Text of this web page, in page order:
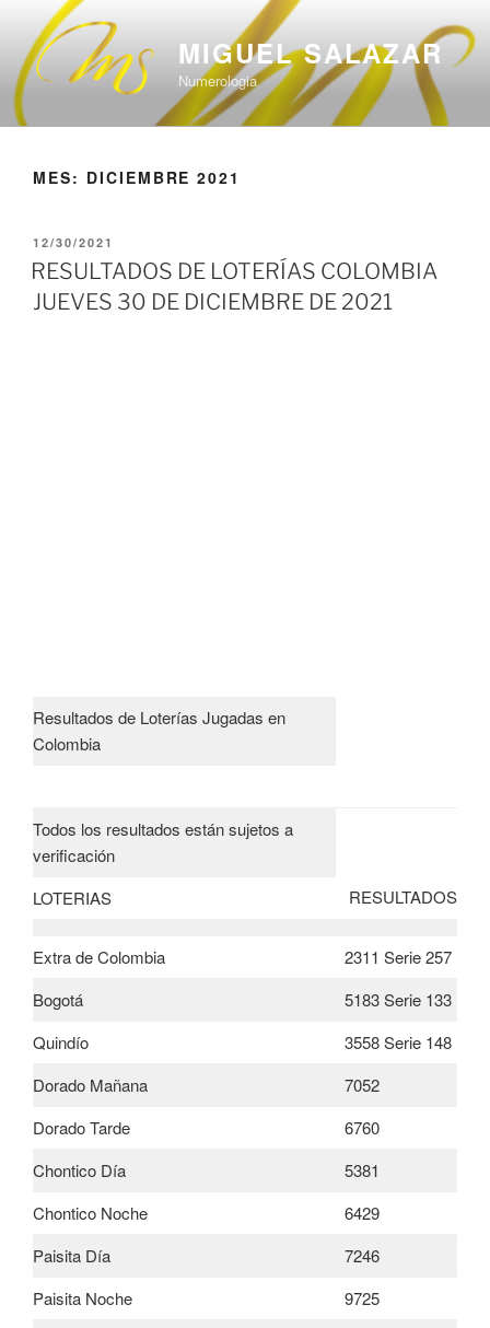
contenido
MIGUEL SALAZAR
Numerologia
MES: DICIEMBRE 2021
PUBLICADO
EL
12/30/2021
RESULTADOS DE LOTERÍAS COLOMBIA
JUEVES 30 DE DICIEMBRE DE 2021
Resultados de Loterías Jugadas en
Colombia
Todos los resultados están sujetos a
verificación
LOTERIAS
RESULTADOS
Extra de Colombia
2311 Serie 257
Bogotá
5183 Serie 133
Quindío
3558 Serie 148
Dorado Mañana
7052
Dorado Tarde
6760
Chontico Día
5381
Chontico Noche
6429
Paisita Día
7246
Paisita Noche
9725